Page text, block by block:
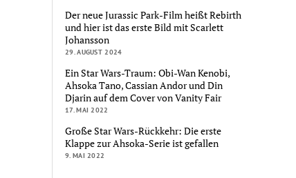
Der neue Jurassic Park-Film heißt Rebirth
und hier ist das erste Bild mit Scarlett
Johansson
29. AUGUST 2024
Ein Star Wars-Traum: Obi-Wan Kenobi,
Ahsoka Tano, Cassian Andor und Din
Djarin auf dem Cover von Vanity Fair
17. MAI 2022
Große Star Wars-Rückkehr: Die erste
Klappe zur Ahsoka-Serie ist gefallen
9. MAI 2022